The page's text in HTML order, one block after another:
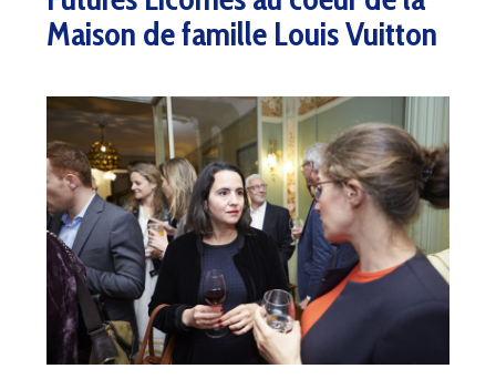
Maison de famille Louis Vuitton